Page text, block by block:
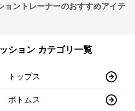
ョントレーナーのおすすめアイテ
ション カテゴリ一覧
トップス
ボトムス